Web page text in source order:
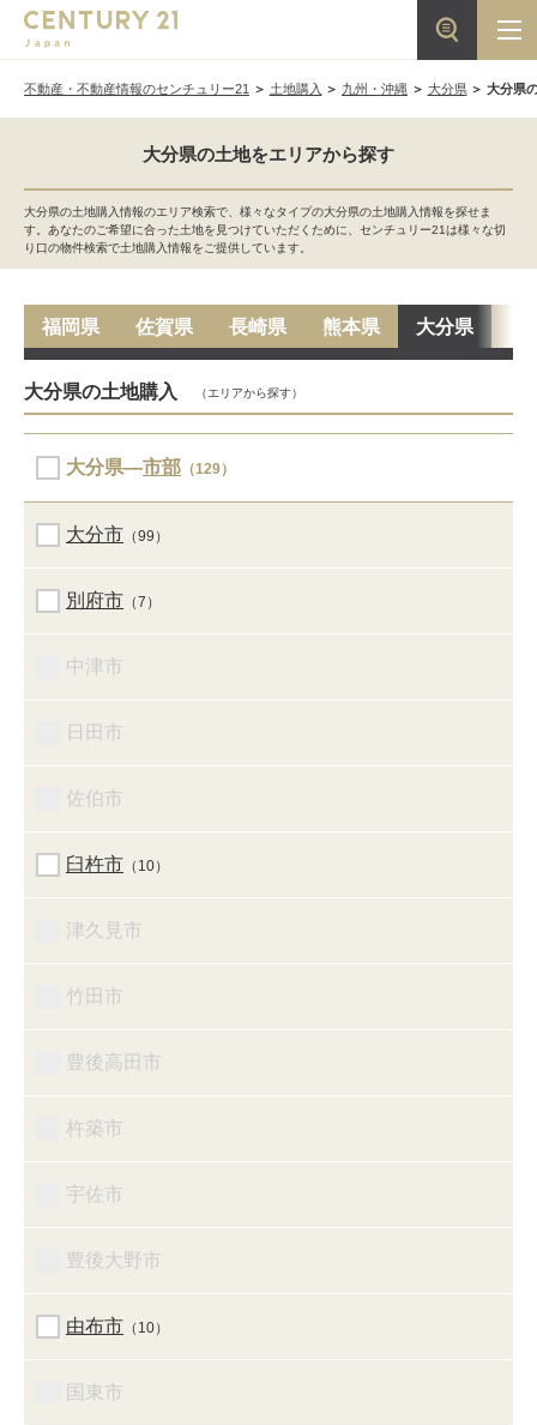
不動産・不動産情報のセンチュリー21 土地購入 九州・沖縄 大分県 大分県
大分県の土地をエリアから探す
大分県の土地購入情報のエリア検索で、様々なタイプの大分県の土地購入情報を探せま
す。あなたのご希望に合った土地を見つけていただくために、センチュリー21は様々な切
り口の物件検索で土地購入情報をご提供しています。
福岡県 佐賀県 長崎県 熊本県 大分県
大分県の土地購入 （エリアから探す）
大分県―市部 （129）
大分市 （99）
別府市 （7）
中津市
日田市
佐伯市
臼杵市 （10）
津久見市
竹田市
豊後高田市
杵築市
宇佐市
豊後大野市
由布市 （10）
国東市